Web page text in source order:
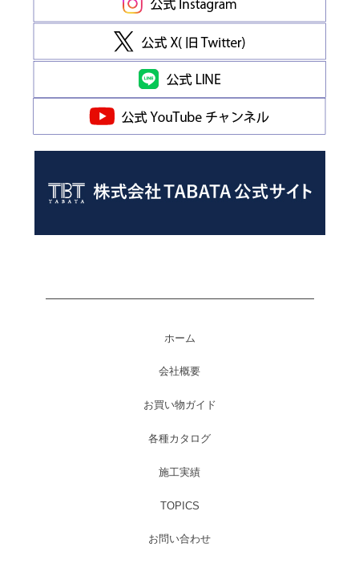
ホーム
会社概要
お買い物ガイド
各種カタログ
施工実績
TOPICS
お問い合わせ